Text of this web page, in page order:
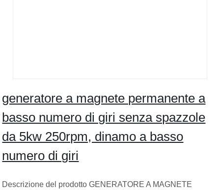
generatore a magnete permanente a
basso numero di giri senza spazzole
da 5kw 250rpm, dinamo a basso
numero di giri
Descrizione del prodotto GENERATORE A MAGNETE